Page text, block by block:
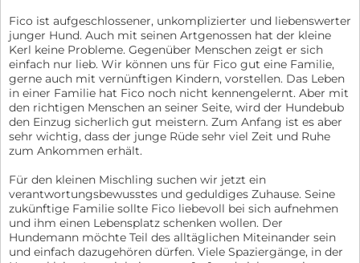
Fico ist aufgeschlossener, unkomplizierter und liebenswerter
junger Hund. Auch mit seinen Artgenossen hat der kleine
Kerl keine Probleme. Gegenüber Menschen zeigt er sich
einfach nur lieb. Wir können uns für Fico gut eine Familie,
gerne auch mit vernünftigen Kindern, vorstellen. Das Leben
in einer Familie hat Fico noch nicht kennengelernt. Aber mit
den richtigen Menschen an seiner Seite, wird der Hundebub
den Einzug sicherlich gut meistern. Zum Anfang ist es aber
sehr wichtig, dass der junge Rüde sehr viel Zeit und Ruhe
zum Ankommen erhält.
Für den kleinen Mischling suchen wir jetzt ein
verantwortungsbewusstes und geduldiges Zuhause. Seine
zukünftige Familie sollte Fico liebevoll bei sich aufnehmen
und ihm einen Lebensplatz schenken wollen. Der
Hundemann möchte Teil des alltäglichen Miteinander sein
und einfach dazugehören dürfen. Viele Spaziergänge, in der